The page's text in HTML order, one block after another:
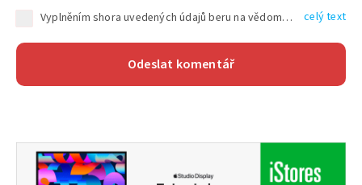
Vyplněním shora uvedených údajů beru na vědomí, že společnost TEXT FACTORY s.r.o., sídlem Brno, Durďákova 336/29, Černá Pole, PSČ: 613 00, IČ: 06157831, zapsané u Krajského soudu v Brně, oddíl C, vložka 100399, bude zpracovávat mé osobní údaje uvedené v rámci mnou vyplněného registračního formuláře na základě oprávněných zájmů TEXT FACTORY s.r.o. dle čl. 6 odst. 1 písm. f) GDPR a pro splnění právních povinností (čl. 6 odst. 1 písm. c) GDPR), a to pro tyto účely: nezbytnost zajistit oprávnění návštěvníka webových stránek provozovaných společností TEXT FACTORY s.r.o. přispívat aktivně ke zveřejněným článkům nebo v rámci diskusních fór a výkon práv TEXT FACTORY s.r.o. jako administrátora těchto diskusních fór. Více informací o zpracování osobních údajů a právech lze nalézt v celý text